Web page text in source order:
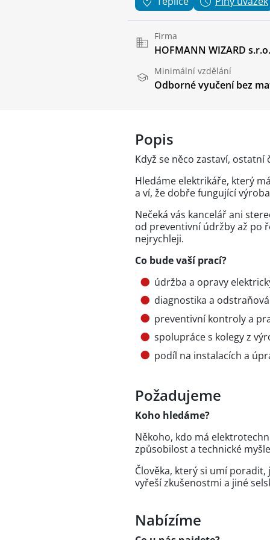
Firma
HOFMANN WIZARD s.r.o.
Minimální vzdělání
Odborné vyučení bez
Popis
Když se něco zastaví, ostatní
Hledáme elektrikáře, který
a ví, že dobře fungující
Nečeká vás kancelář ani
od preventivní údržby až po
nejrychleji.
Co bude vaší prací?
údržba a opravy
diagnostika a
preventivní kontroly a
spolupráce s kolegy z
podíl na instalacích a
Požadujeme
Koho hledáme?
Někoho, kdo má
způsobilost a technické
Člověka, který si umí
vyřeší zkušenostmi a jiné
Nabízíme